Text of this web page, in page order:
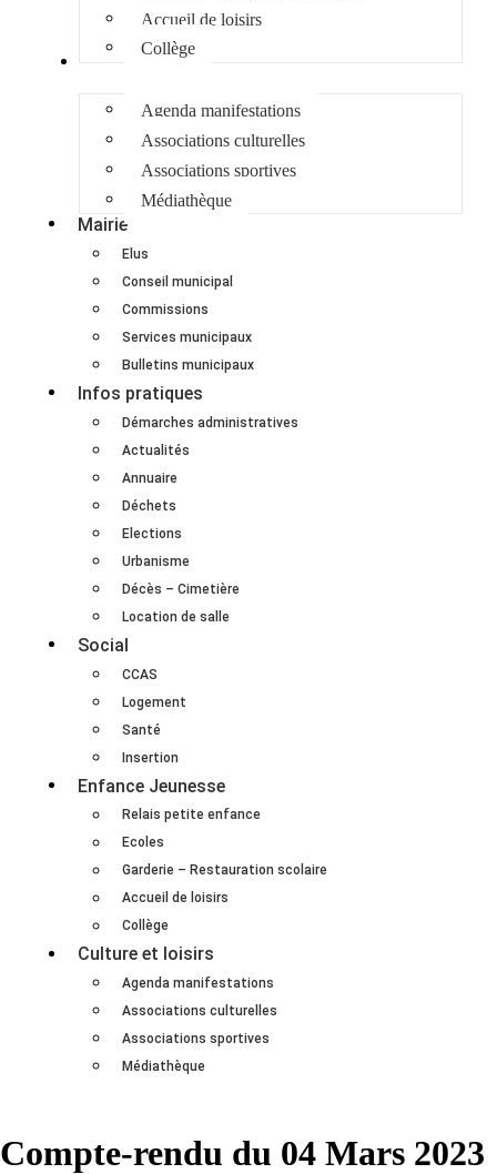
Accueil de loisirs
Collège
Culture et loisirs
Agenda manifestations
Associations culturelles
Associations sportives
Médiathèque
Mairie
Elus
Conseil municipal
Commissions
Services municipaux
Bulletins municipaux
Infos pratiques
Démarches administratives
Actualités
Annuaire
Déchets
Elections
Urbanisme
Décès – Cimetière
Location de salle
Social
CCAS
Logement
Santé
Insertion
Enfance Jeunesse
Relais petite enfance
Ecoles
Garderie – Restauration scolaire
Accueil de loisirs
Collège
Culture et loisirs
Agenda manifestations
Associations culturelles
Associations sportives
Médiathèque
Compte-rendu du 04 Mars 2023